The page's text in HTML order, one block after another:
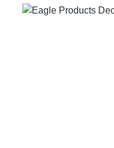
Bildergalerie